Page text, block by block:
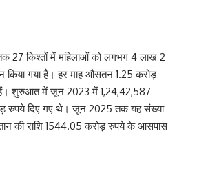
किश्तों में महिलाओं को लगभग 4 लाख 2
किया गया है। हर माह औसतन 1.25 करोड़
हैं। शुरुआत में जून 2023 में 1,24,42,587
रुपये दिए गए थे। जून 2025 तक यह संख्या
की राशि 1544.05 करोड़ रुपये के आसपास